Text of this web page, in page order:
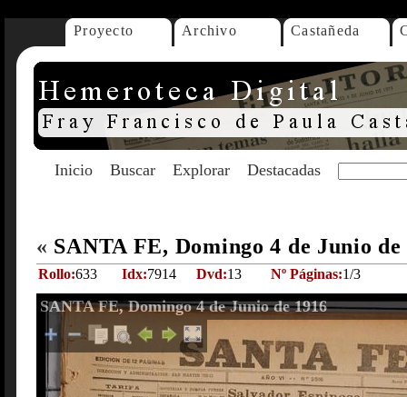
Proyecto Archivo Castañeda
Inicio Buscar Explorar Destacadas
« SANTA FE, Domingo 4 de Junio
Rollo:633 Idx:7914 Dvd:13 Nº Páginas:1/3
SANTA FE, Domingo 4 de Junio de 1916